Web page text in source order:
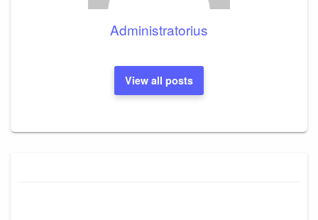
Administratorius
View all posts